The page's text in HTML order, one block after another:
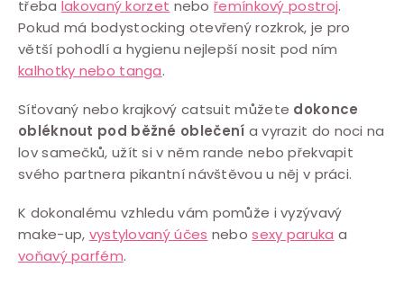
třeba lakovaný korzet nebořemínkový postroj.
Pokud má bodystocking otevřený rozkrok, je pro
větší pohodlí a hygienu nejlepší nosit pod ním
kalhotky nebo tanga.
Síťovaný nebo krajkový catsuit můžete dokonce
obléknout pod běžné oblečení a vyrazit do noci na
lov samečků, užít si v něm rande nebo překvapit
svého partnera pikantní návštěvou u něj v práci.
K dokonalému vzhledu vám pomůže i vyzývavý
make-up, vystylovaný účes nebosexy paruka a
voňavý parfém.